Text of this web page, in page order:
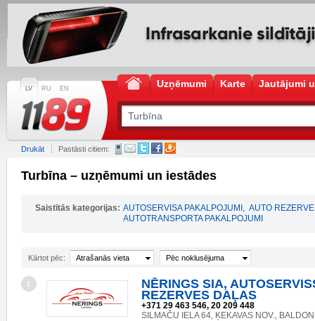
LV RU EN Uzņēmumi Karte Jautājumi
Drukāt Pastāsti citiem:
Turbīna – uzņēmumi un iestādes
Saistītās kategorijas: AUTOSERVISA PAKALPOJUMI , AUTO
AUTOTRANSPORTA PAKALPOJUMI
Kārtot pēc: Atrašanās vieta Pēc noklusējuma
1
NĒRINGS SIA,
REZERVES DAĻAS
+371 29 463 546, 20 209 448
SILMAČU IELA 64, ĶEKAVAS NOV.,